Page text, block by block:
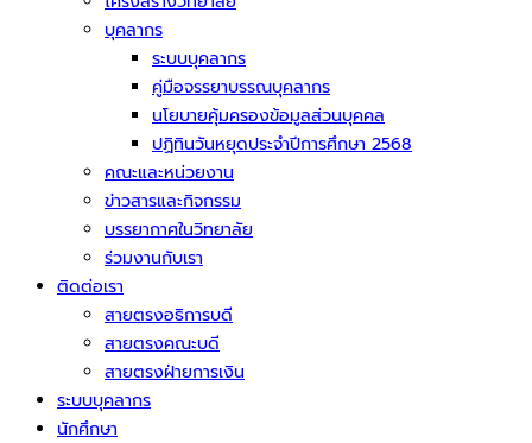
บุคลากร
ระบบบุคลากร
คู่มือจรรยาบรรณบุคลากร
นโยบายคุ้มครองข้อมูลส่วนบุคคล
ปฏิทินวันหยุดประจำปีการศึกษา 2568
คณะและหน่วยงาน
ข่าวสารและกิจกรรม
บรรยากาศในวิทยาลัย
ร่วมงานกับเรา
ติดต่อเรา
สายตรงอธิการบดี
สายตรงคณะบดี
สายตรงฝ่ายการเงิน
ระบบบุคลากร
นักศึกษา